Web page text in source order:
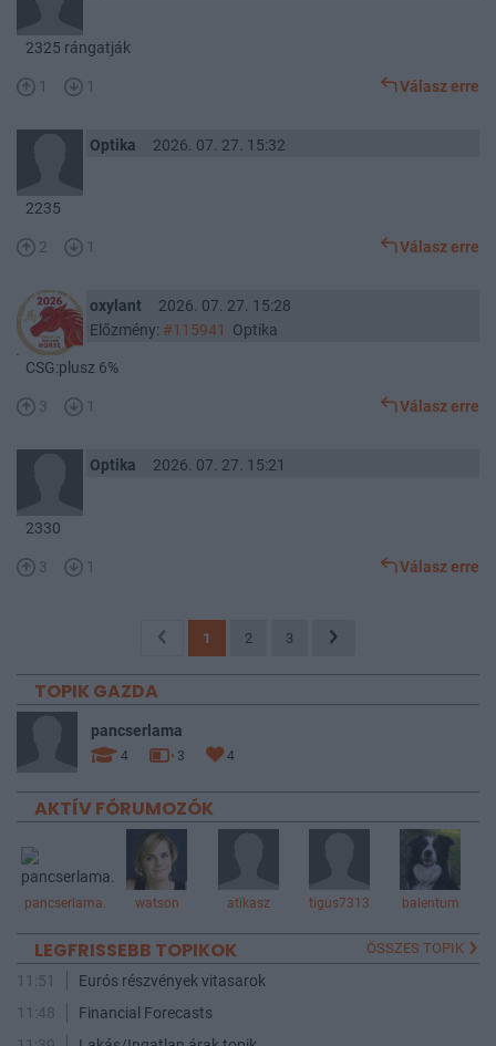
2325 rángatják
1 1 Válasz erre
Optika 2026. 07. 27. 15:32
2235
2 1 Válasz erre
oxylant
2026. 07. 27. 15:28
Előzmény: #115941 Optika
CSG:plusz 6%
3 1 Válasz erre
Optika 2026. 07. 27. 15:21
2330
3 1 Válasz erre
1 2 3
TOPIK GAZDA
pancserlama
4 3 4
AKTÍV FÓRUMOZÓK
pancserlama. watson atikasz tigus7313 balentum
LEGFRISSEBB TOPIKOK ÖSSZES TOPIK
11:51
Eurós részvények vitasarok
11:48
Financial Forecasts